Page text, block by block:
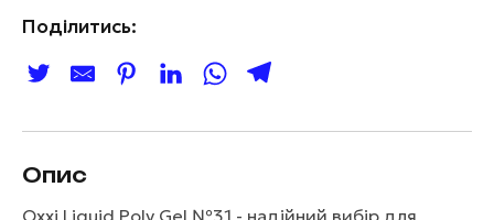
Поділитись:
Опис
Oxxi Liquid Poly Gel №31 - надійний вибір для